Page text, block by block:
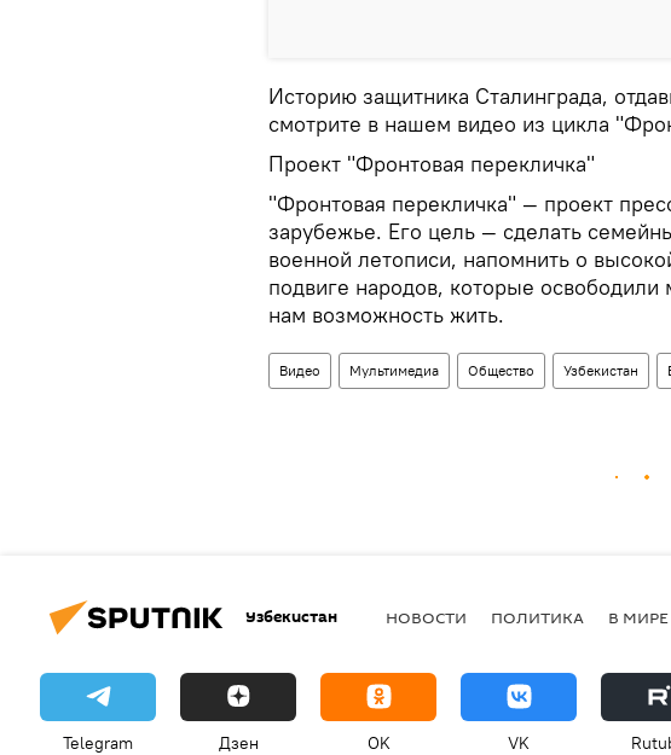
Историю защитника Сталинграда,
смотрите в нашем видео из цикла
Проект "Фронтовая перекличка"
"Фронтовая перекличка" — проект
зарубежье. Его цель — сделать
военной летописи, напомнить о
подвиге народов, которые
нам возможность жить.
Видео Мультимедиа Общество Узбекистан
Узбекистан НОВОСТИ ПОЛИТИКА В МИРЕ
Telegram Дзен OK VK